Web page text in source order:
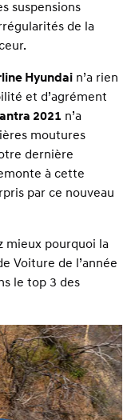
suspensions
de la
Hyundai n’a rien
et d’agrément
2021 n’a
moutures
dernière
à cette
par ce nouveau
mieux pourquoi la
Voiture de l’année
le top 3 des